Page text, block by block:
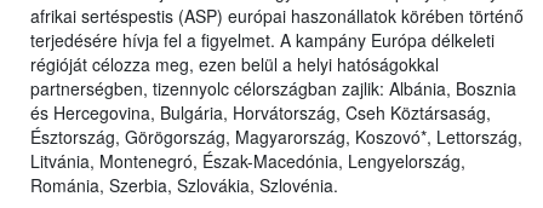
afrikai sertéspestis (ASP) európai haszonállatok körében történő
terjedésére hívja fel a figyelmet. A kampány Európa délkeleti
régióját célozza meg, ezen belül a helyi hatóságokkal
partnerségben, tizennyolc célországban zajlik: Albánia, Bosznia
és Hercegovina, Bulgária, Horvátország, Cseh Köztársaság,
Észtország, Görögország, Magyarország, Koszovó*, Lettország,
Litvánia, Montenegró, Észak-Macedónia, Lengyelország,
Románia, Szerbia, Szlovákia, Szlovénia.